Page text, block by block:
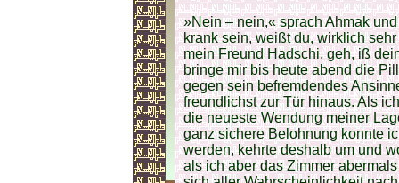
»Nein – nein,« sprach Ahmak
krank sein, weißt du, wirklich
mein Freund Hadschi, geh, iß
bringe mir bis heute abend die
gegen sein befremdendes
freundlichst zur Tür hinaus. Als
die neueste Wendung meiner
ganz sichere Belohnung konnte
werden, kehrte deshalb um und
als ich aber das Zimmer